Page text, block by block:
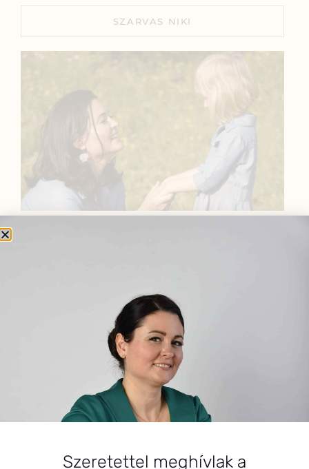
SZARVAS NIKI
alkalmazásának oktatása, a gyermekek, a nők és a
férfiak egészségének megőrzése és helyreállítása.
HÍRLEVÉL
E-mail cím*
Szeretettel meghívlak a